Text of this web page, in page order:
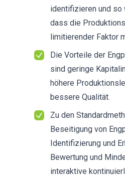
identifizieren und so
dass die
limitierender Faktor
Die Vorteile der
sind geringe
höhere
bessere Qualität.
Zu den
Beseitigung von
Identifizierung und
Bewertung und
interaktive